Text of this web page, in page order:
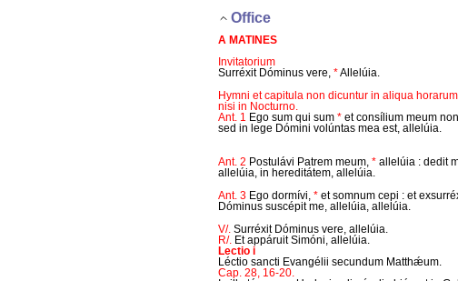
Office
A MATINES
Invitatorium
Surréxit Dóminus vere, *Allelúia.
Hymni et capitula non dicuntur in aliqua
nisi in Nocturno.
Ant. 1 Ego sum qui sum * et consílium meum
sed in lege Dómini volúntas mea est, allelúia.
Ant. 2 Postulávi Patrem meum, * allelúia : dedit
allelúia, in hereditátem, allelúia.
Ant. 3 Ego dormívi, * et somnum cepi : et
Dóminus suscépit me, allelúia, allelúia.
V/. Surréxit Dóminus vere, allelúia.
R/. Et appáruit Simóni, allelúia.
Lectio i
Léctio sancti Evangélii secundum Matthǽum.
Cap. 28, 16-20.